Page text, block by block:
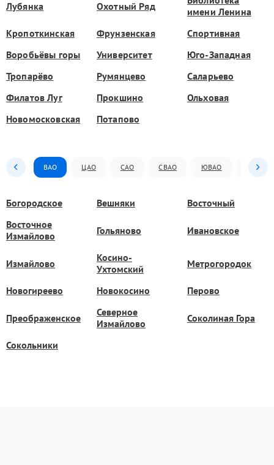
Лубянка Охотный Ряд
имени Ленина
Кропоткинская
Фрунзенская
Спортивная
Воробьёвы горы
Университет
Юго-Западная
Тропарёво
Румянцево
Саларьево
Филатов Луг
Прокшино
Ольховая
Новомосковская
Потапово
ВАО ЦАО САО СВАО ЮВАО ЮАО
Богородское Вешняки
Восточный
Восточное
Измайлово
Гольяново Ивановское
Измайлово
Косино-
Ухтомский
Метрогородок
Новогиреево Новокосино Перово
Преображенское
Северное
Измайлово
Соколиная Гора
Сокольники